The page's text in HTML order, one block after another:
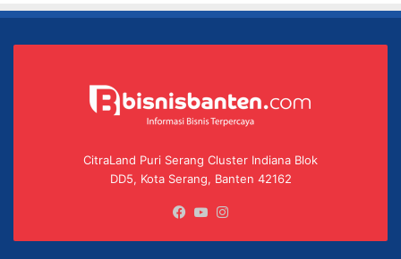
CitraLand Puri Serang Cluster Indiana Blok
DD5, Kota Serang, Banten 42162
Facebook
YouTube